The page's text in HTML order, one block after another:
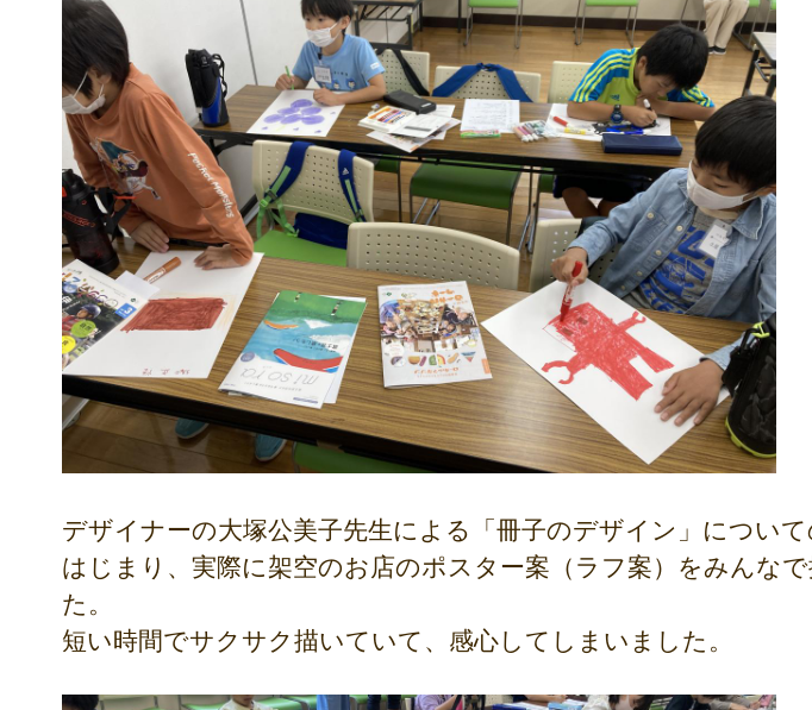
デザイナーの大塚公美子先生による「冊子のデザイン」につい
はじまり、実際に架空のお店のポスター案（ラフ案）をみんな
た。
短い時間でサクサク描いていて、感心してしまいました。